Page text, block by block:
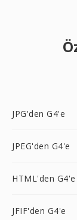
JPG'den G4'e
JPEG'den G4'e
HTML'den G4'e
JFIF'den G4'e